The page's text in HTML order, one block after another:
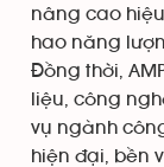
nâng cao
hao năng
Đồng thời,
liệu, công
vụ ngành
hiện đại, bền